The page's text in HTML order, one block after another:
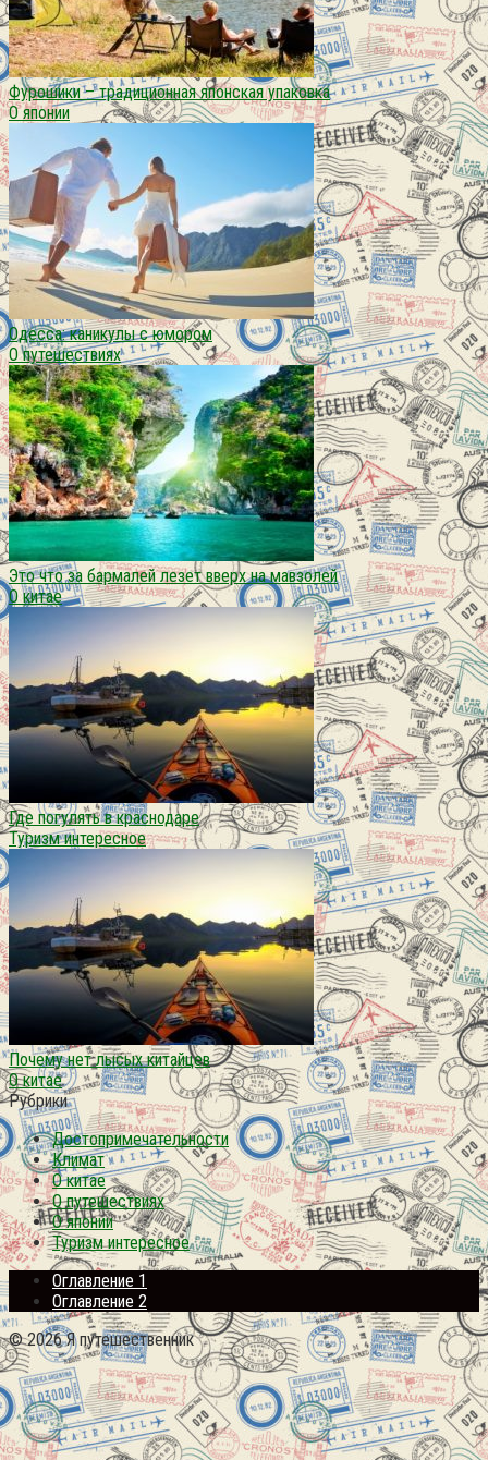
Фурошики – традиционная японская упаковка
О японии
Одесса: каникулы с юмором
О путешествиях
Это что за бармалей лезет вверх на мавзолей
О китае
Где погулять в краснодаре
Туризм интересное
Почему нет лысых китайцев
О китае
Рубрики
Достопримечательности
Климат
О китае
О путешествиях
О японии
Туризм интересное
Оглавление 1
Оглавление 2
© 2026 Я путешественник